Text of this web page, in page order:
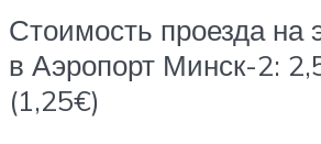
Стоимость проезда на
в Аэропорт Минск-2:
(1,25€)